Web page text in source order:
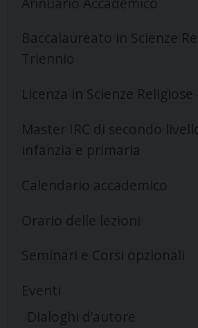
Baccalaureato in Scienze
Triennio
Licenza in Scienze
Master IRC di secondo
infanzia e primaria
Calendario accademico
Orario delle lezioni
Seminari e Corsi opzionali
Eventi
Dialoghi d’autore